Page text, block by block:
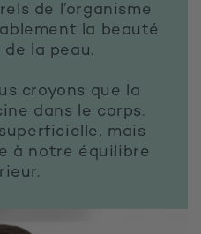
de l’organisme
la beauté
la peau.
croyons que la
dans le corps.
superficielle, mais
à notre équilibre